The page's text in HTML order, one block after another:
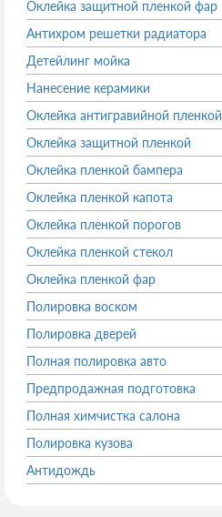
Оклейка защитной пленкой фар
Антихром решетки радиатора
Детейлинг мойка
Нанесение керамики
Оклейка антигравийной пленкой
Оклейка защитной пленкой
Оклейка пленкой бампера
Оклейка пленкой капота
Оклейка пленкой порогов
Оклейка пленкой стекол
Оклейка пленкой фар
Полировка воском
Полировка дверей
Полная полировка авто
Предпродажная подготовка
Полная химчистка салона
Полировка кузова
Антидождь